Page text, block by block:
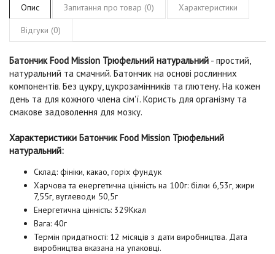
Опис Запитання про товар (0) Характеристики
Відгуки (0)
Батончик Food Mission Трюфельний натуральний - простий,
натуральний та смачний. Батончик на основі рослинних
компонентів. Без цукру, цукрозамінників та глютену. На кожен
день та для кожного члена сім'ї. Користь для організму та
смакове задоволення для мозку.
Характеристики Батончик Food Mission Трюфельний
натуральний:
Склад: фініки, какао, горіх фундук
Харчова та енергетична цінність на 100г: білки 6,53г, жири
7,55г, вуглеводи 50,5г
Енергетична цінність: 329Ккал
Вага: 40г
Термін придатності: 12 місяців з дати виробництва. Дата
виробництва вказана на упаковці.